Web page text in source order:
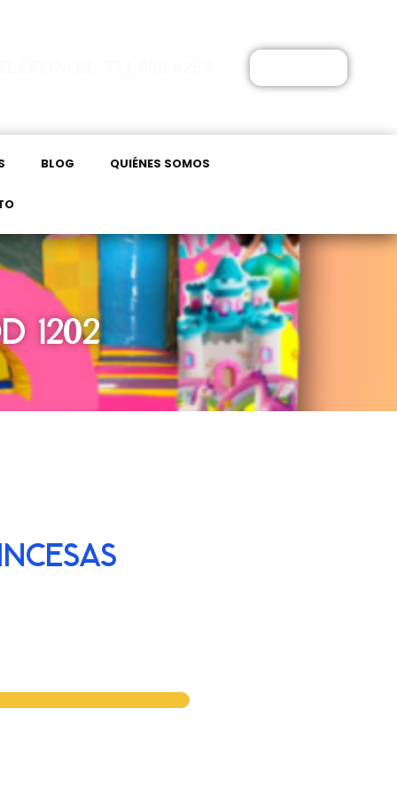
BLOG QUIÉNES SOMOS
1202